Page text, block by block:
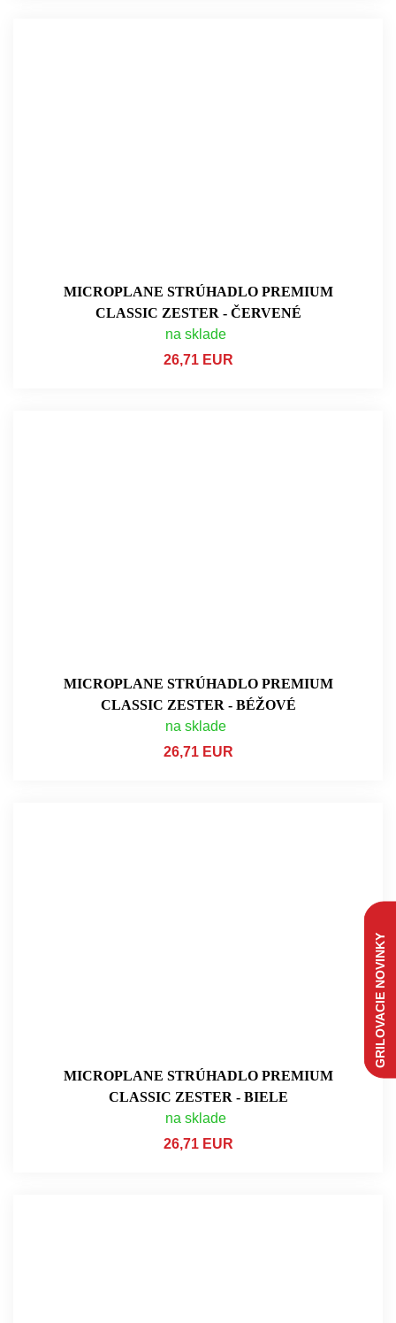
GRILOVACIE NOVINKY
MICROPLANE STRÚHADLO PREMIUM
CLASSIC ZESTER - ČERVENÉ
na sklade
26,71 EUR
MICROPLANE STRÚHADLO PREMIUM
CLASSIC ZESTER - BÉŽOVÉ
na sklade
26,71 EUR
MICROPLANE STRÚHADLO PREMIUM
CLASSIC ZESTER - BIELE
na sklade
26,71 EUR